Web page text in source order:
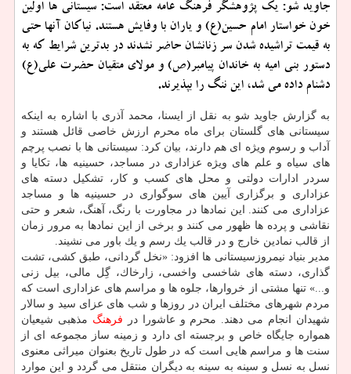
جاوید شو: یك پژوهشگر فرهنگ عامه معتقد است: سیستانی ها اولین
خون خواستار امام حسین(ع) و یاران با وفایش هستند. نیاكان آنها حتی
به قیمت تراشیده شدن سر زنانشان حاضر نشدند در بدترین شرایط كه به
دستور بنی امیه به خاندان پیامبر(ص) و مولای متقیان حضرت علی(ع)
دشنام داده می شد، این ننگ را بپذیرند.
به گزارش جاوید شو به نقل از ایسنا، محمد آذری با اشاره به اینكه
سیستانی های گلستان برای ماه محرم ارزش خاصی قائل هستند و
آداب و رسوم ویژه ای هم دارند، بیان كرد: سیستانی ها با نصب پرچم
های سیاه و علم های ویژه عزاداری در مساجد، حسینیه ها، تكایا و
سردر ادارات دولتی و محل های كسب و كار، تشكیل دسته های
عزاداری و برگزاری آیین های سوگواری در حسینیه ها و مساجد
عزاداری می كنند. این نمادها در مجاورت با رنگ، آهنگ، شعر و حتی
نقاشی و پرده ها ظهور می كنند و برخی از این نمادها به مرور زمان
از قالب نمادین خارج و در قالب یك رسم و یك باور می نشیند.
مدیر بنیاد نیمروزسیستانی ها افزود: «نخل گردانی، طبق كشی، تشت
گذاری، دسته های شاخسی واخسی، زارخاك، گِل مالی، بیل زنی
و...» تنها مشتی از خروارها، جلوه ها و مراسم های عزاداری است كه
مردم شهرهای مختلف ایران در روزها و شب های عزای سید و سالار
شهیدان انجام می دهند. محرم و عاشورا در فرهنگ مذهبی شیعیان
همواره جایگاه خاص و برجسته ای دارد و زمینه ساز مجموعه ای از
سنت ها و مراسم هایی است كه در طول تاریخ بعنوان میراثی معنوی
نسل به نسل و سینه به سینه به دیگران منتقل می گردد و این موارد